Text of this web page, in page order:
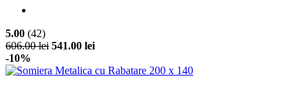
5.00 (42)
606.00 lei 541.00 lei
-10%